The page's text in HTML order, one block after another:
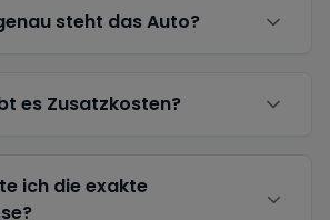
steht das Auto?
es Zusatzkosten?
ich die exakte